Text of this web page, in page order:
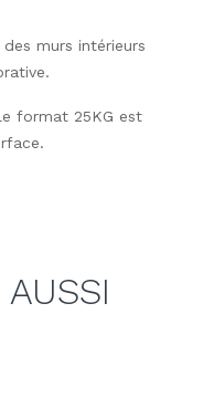
murs intérieurs
format 25KG est
AUSSI